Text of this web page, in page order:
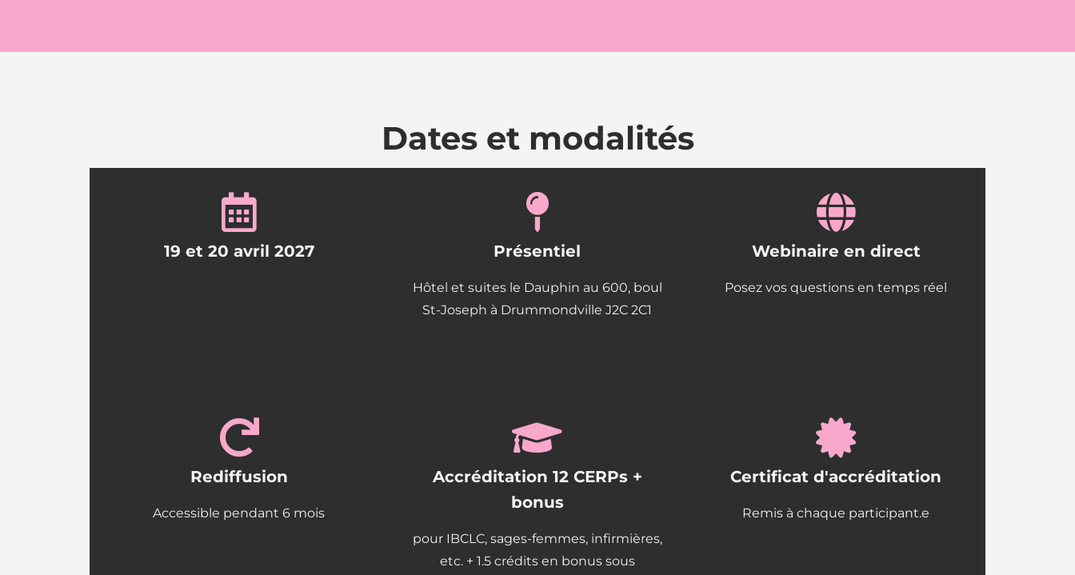
Dates et modalités
19 et 20 avril 2027 Présentiel
Hôtel et suites le Dauphin au 600, boul
St-Joseph à Drummondville J2C 2C1
Webinaire en direct
Posez vos questions en temps réel
Rediffusion
Accessible pendant 6 mois
Accréditation 12 CERPs +
bonus
pour IBCLC, sages-femmes, infirmières,
etc. + 1.5 crédits en bonus sous
Certificat d'accréditation
Remis à chaque participant.e